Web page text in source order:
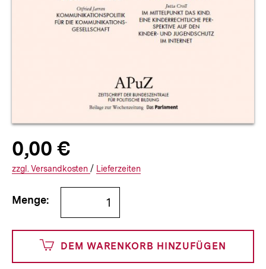
Allgemeine
Informationen
Produktpreis:
0,00 €0
€
und
0
Cents
zuzüglich
Versandkosten
Interner
Informationen
den
zzgl. zuzüglichen
Versandkosten/ Interner
Informationen
Lieferzeiten
Bestellmenge
angeben
Menge:
DEM WARENKORB HINZUFÜGEN